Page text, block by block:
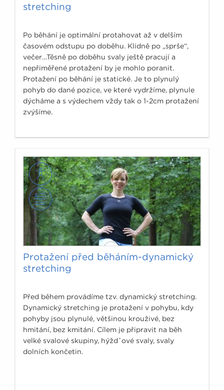
stretching
Po běhání je optimální protahovat až v delším
časovém odstupu po doběhu. Klidně po „sprše“,
večer…Těsně po doběhu svaly ještě pracují a
nepřiměřené protažení by je mohlo poranit.
Protažení po běhání je statické. Je to plynulý
pohyb do dané pozice, ve které vydržíme, plynule
dýcháme a s výdechem vždy tak o 1-2cm protažení
zvýšíme.
Protažení před běháním-dynamický
stretching
Před během provádíme tzv. dynamický stretching.
Dynamický stretching je protažení v pohybu, kdy
pohyby jsou plynulé, většinou krouživé, bez
hmitání, bez kmitání. Cílem je připravit na běh
velké svalové skupiny, hýždˇové svaly, svaly
dolních končetin.